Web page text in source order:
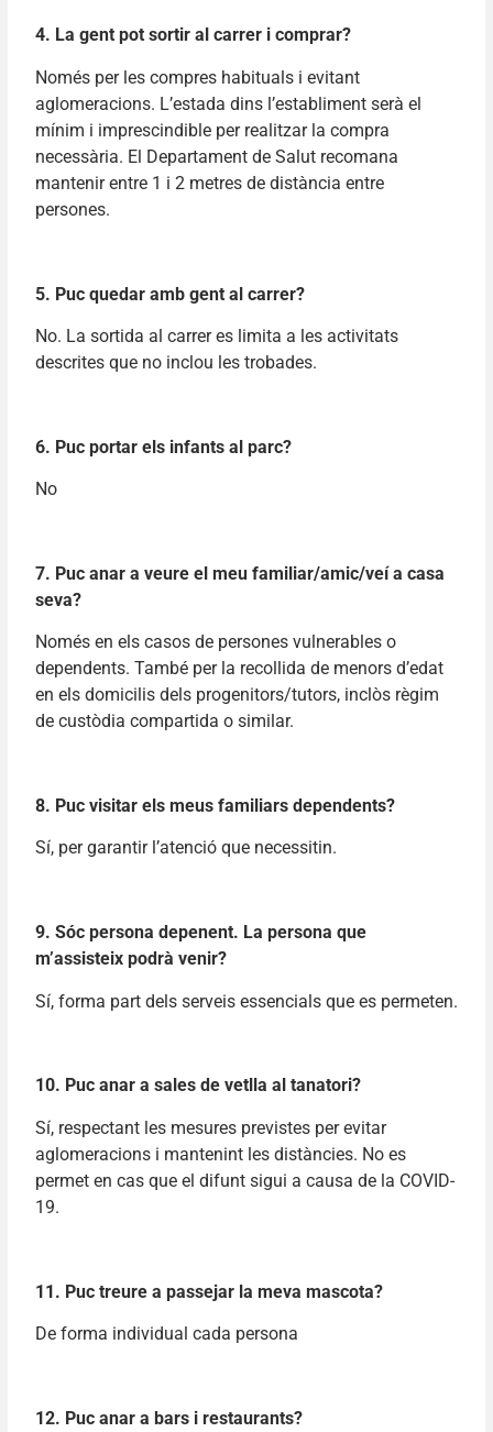
4. La gent pot sortir al carrer i comprar?
Només per les compres habituals i evitant
aglomeracions. L’estada dins l’establiment serà el
mínim i imprescindible per realitzar la compra
necessària. El Departament de Salut recomana
mantenir entre 1 i 2 metres de distància entre
persones.
5. Puc quedar amb gent al carrer?
No. La sortida al carrer es limita a les activitats
descrites que no inclou les trobades.
6. Puc portar els infants al parc?
No
7. Puc anar a veure el meu familiar/amic/veí a casa
seva?
Només en els casos de persones vulnerables o
dependents. També per la recollida de menors d’edat
en els domicilis dels progenitors/tutors, inclòs règim
de custòdia compartida o similar.
8. Puc visitar els meus familiars dependents?
Sí, per garantir l’atenció que necessitin.
9. Sóc persona depenent. La persona que
m’assisteix podrà venir?
Sí, forma part dels serveis essencials que es permeten.
10. Puc anar a sales de vetlla al tanatori?
Sí, respectant les mesures previstes per evitar
aglomeracions i mantenint les distàncies. No es
permet en cas que el difunt sigui a causa de la COVID-
19.
11. Puc treure a passejar la meva mascota?
De forma individual cada persona
12. Puc anar a bars i restaurants?